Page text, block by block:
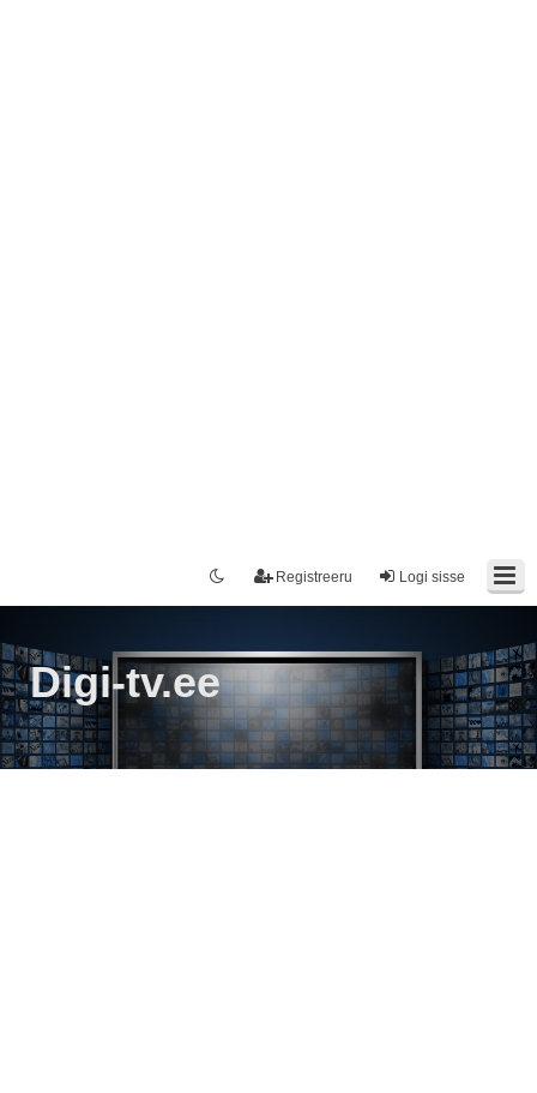
Logi sisse
Registreeru
Digi-tv.ee